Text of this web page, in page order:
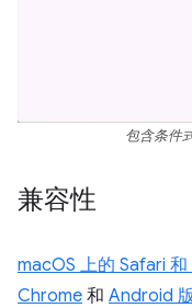
包含条件
兼容性
macOS 上的 Safari
Chrome 和 Android